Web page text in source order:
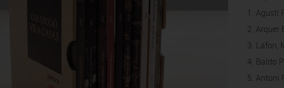
1. Agustí
2. Arquer
3. Lafon,
4. Baldo
5. Antoni